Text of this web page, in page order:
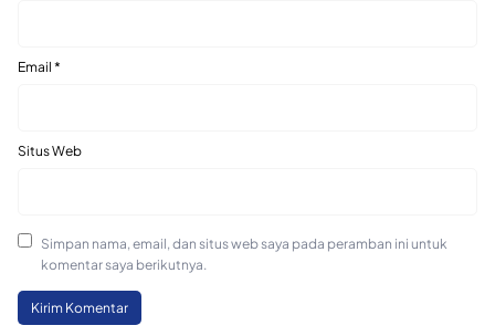
Email *
Situs Web
Simpan nama, email, dan situs web saya pada peramban ini untuk
komentar saya berikutnya.